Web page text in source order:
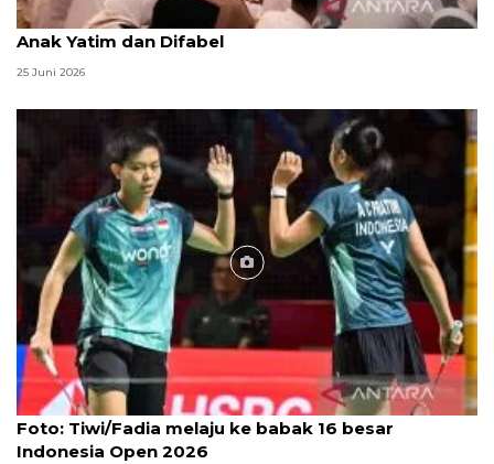
Menag jadikan setiap 10 Muharam sebagai Lebaran
Anak Yatim dan Difabel
25 Juni 2026
Foto
Foto: Tiwi/Fadia melaju ke babak 16 besar
Indonesia Open 2026